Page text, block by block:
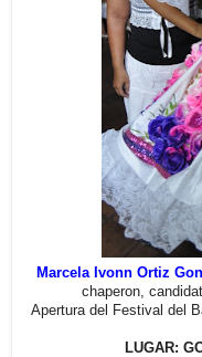
Marcela Ivonn Ortiz
chaperon,
Apertura del Festival del
LUGAR: